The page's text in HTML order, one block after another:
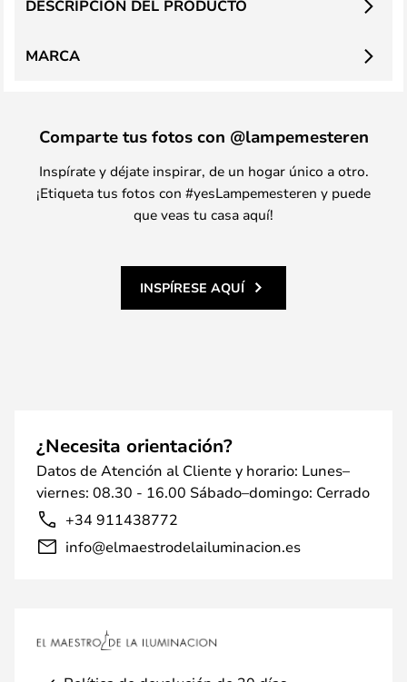
DESCRIPCIÓN DEL PRODUCTO
MARCA
Comparte tus fotos con @lampemesteren
Inspírate y déjate inspirar, de un hogar único a otro.
¡Etiqueta tus fotos con #yesLampemesteren y puede
que veas tu casa aquí!
INSPÍRESE AQUÍ
¿Necesita orientación?
Datos de Atención al Cliente y horario: Lunes–
viernes: 08.30 - 16.00 Sábado–domingo: Cerrado
+34 911438772
info@elmaestrodelailuminacion.es